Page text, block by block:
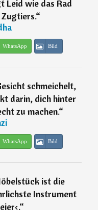
Leid wie das Rad
“
WhatsApp Bild
schmeichelt,
darin, dich hinter
zu machen.“
WhatsApp Bild
ist die
Instrument
“